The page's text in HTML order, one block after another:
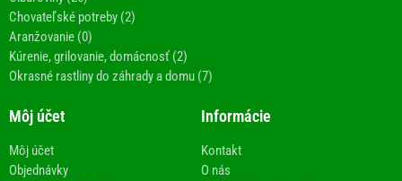
Chovateľské potreby (2)
Aranžovanie (0)
Kúrenie, grilovanie, domácnosť (2)
Okrasné rastliny do záhrady a domu (7)
Môj účet
Môj účet
Objednávky
Informácie
Kontakt
O nás